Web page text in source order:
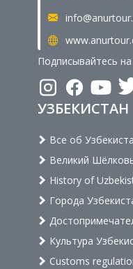
Подписывайтесь на
УЗБЕКИСТАН
Все об
Великий
History of
Города
Культура
Customs